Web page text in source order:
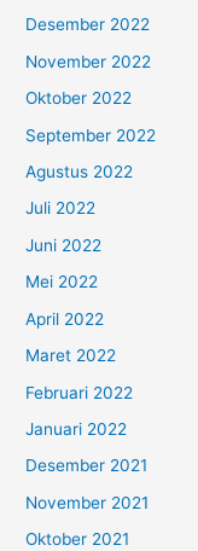
Desember 2022
November 2022
Oktober 2022
September 2022
Agustus 2022
Juli 2022
Juni 2022
Mei 2022
April 2022
Maret 2022
Februari 2022
Januari 2022
Desember 2021
November 2021
Oktober 2021